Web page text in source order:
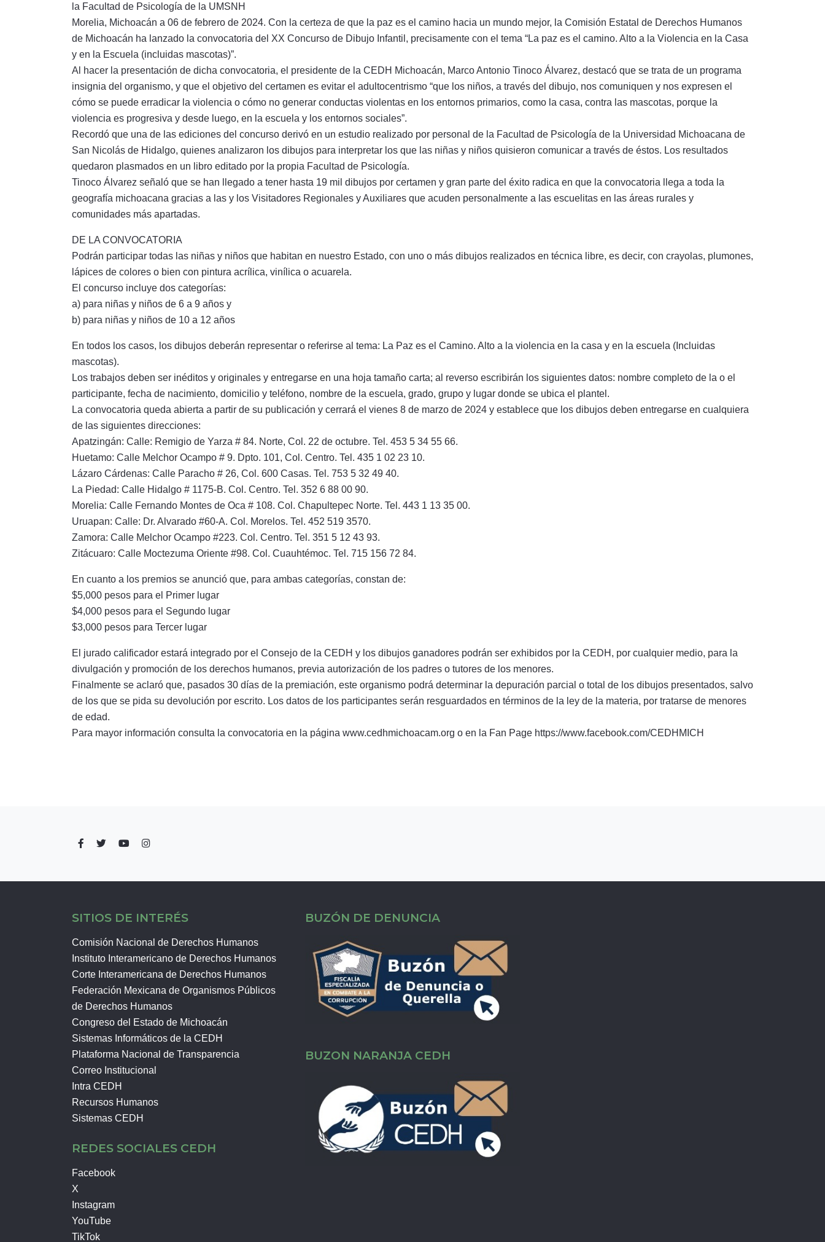
la Facultad de Psicología de la UMSNH
Morelia, Michoacán a 06 de febrero de 2024. Con la certeza de que la paz es el camino hacia un mundo mejor, la Comisión Estatal de Derechos Humanos
de Michoacán ha lanzado la convocatoria del XX Concurso de Dibujo Infantil, precisamente con el tema “La paz es el camino. Alto a la Violencia en la Casa
y en la Escuela (incluidas mascotas)”.
Al hacer la presentación de dicha convocatoria, el presidente de la CEDH Michoacán, Marco Antonio Tinoco Álvarez, destacó que se trata de un programa
insignia del organismo, y que el objetivo del certamen es evitar el adultocentrismo “que los niños, a través del dibujo, nos comuniquen y nos expresen el
cómo se puede erradicar la violencia o cómo no generar conductas violentas en los entornos primarios, como la casa, contra las mascotas, porque la
violencia es progresiva y desde luego, en la escuela y los entornos sociales”.
Recordó que una de las ediciones del concurso derivó en un estudio realizado por personal de la Facultad de Psicología de la Universidad Michoacana de
San Nicolás de Hidalgo, quienes analizaron los dibujos para interpretar los que las niñas y niños quisieron comunicar a través de éstos. Los resultados
quedaron plasmados en un libro editado por la propia Facultad de Psicología.
Tinoco Álvarez señaló que se han llegado a tener hasta 19 mil dibujos por certamen y gran parte del éxito radica en que la convocatoria llega a toda la
geografía michoacana gracias a las y los Visitadores Regionales y Auxiliares que acuden personalmente a las escuelitas en las áreas rurales y
comunidades más apartadas.
DE LA CONVOCATORIA
Podrán participar todas las niñas y niños que habitan en nuestro Estado, con uno o más dibujos realizados en técnica libre, es decir, con crayolas, plumones,
lápices de colores o bien con pintura acrílica, vinílica o acuarela.
El concurso incluye dos categorías:
a) para niñas y niños de 6 a 9 años y
b) para niñas y niños de 10 a 12 años
En todos los casos, los dibujos deberán representar o referirse al tema: La Paz es el Camino. Alto a la violencia en la casa y en la escuela (Incluidas
mascotas).
Los trabajos deben ser inéditos y originales y entregarse en una hoja tamaño carta; al reverso escribirán los siguientes datos: nombre completo de la o el
participante, fecha de nacimiento, domicilio y teléfono, nombre de la escuela, grado, grupo y lugar donde se ubica el plantel.
La convocatoria queda abierta a partir de su publicación y cerrará el vienes 8 de marzo de 2024 y establece que los dibujos deben entregarse en cualquiera
de las siguientes direcciones:
Apatzingán: Calle: Remigio de Yarza # 84. Norte, Col. 22 de octubre. Tel. 453 5 34 55 66.
Huetamo: Calle Melchor Ocampo # 9. Dpto. 101, Col. Centro. Tel. 435 1 02 23 10.
Lázaro Cárdenas: Calle Paracho # 26, Col. 600 Casas. Tel. 753 5 32 49 40.
La Piedad: Calle Hidalgo # 1175-B. Col. Centro. Tel. 352 6 88 00 90.
Morelia: Calle Fernando Montes de Oca # 108. Col. Chapultepec Norte. Tel. 443 1 13 35 00.
Uruapan: Calle: Dr. Alvarado #60-A. Col. Morelos. Tel. 452 519 3570.
Zamora: Calle Melchor Ocampo #223. Col. Centro. Tel. 351 5 12 43 93.
Zitácuaro: Calle Moctezuma Oriente #98. Col. Cuauhtémoc. Tel. 715 156 72 84.
En cuanto a los premios se anunció que, para ambas categorías, constan de:
$5,000 pesos para el Primer lugar
$4,000 pesos para el Segundo lugar
$3,000 pesos para Tercer lugar
El jurado calificador estará integrado por el Consejo de la CEDH y los dibujos ganadores podrán ser exhibidos por la CEDH, por cualquier medio, para la
divulgación y promoción de los derechos humanos, previa autorización de los padres o tutores de los menores.
Finalmente se aclaró que, pasados 30 días de la premiación, este organismo podrá determinar la depuración parcial o total de los dibujos presentados, salvo
de los que se pida su devolución por escrito. Los datos de los participantes serán resguardados en términos de la ley de la materia, por tratarse de menores
de edad.
Para mayor información consulta la convocatoria en la página www.cedhmichoacam.org o en la Fan Page https://www.facebook.com/CEDHMICH
SITIOS DE INTERÉS
Comisión Nacional de Derechos Humanos
Instituto Interamericano de Derechos Humanos
Corte Interamericana de Derechos Humanos
Federación Mexicana de Organismos Públicos
de Derechos Humanos
Congreso del Estado de Michoacán
Sistemas Informáticos de la CEDH
Plataforma Nacional de Transparencia
Correo Institucional
Intra CEDH
Recursos Humanos
Sistemas CEDH
REDES SOCIALES CEDH
Facebook
X
Instagram
YouTube
TikTok
BUZÓN DE DENUNCIA
BUZON NARANJA CEDH